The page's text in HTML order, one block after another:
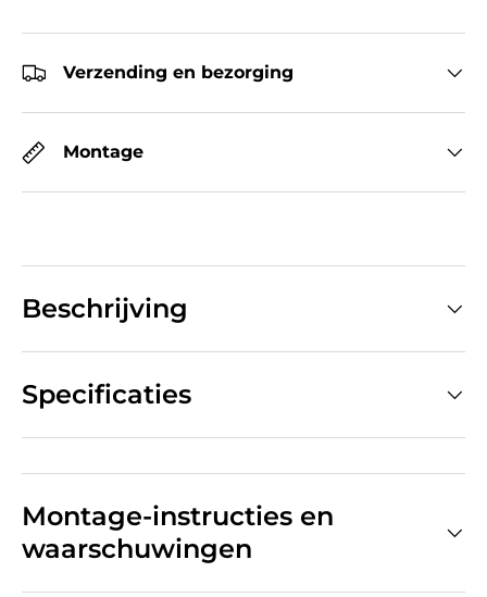
Verzending en bezorging
Montage
Beschrijving
Specificaties
Montage-instructies en
waarschuwingen